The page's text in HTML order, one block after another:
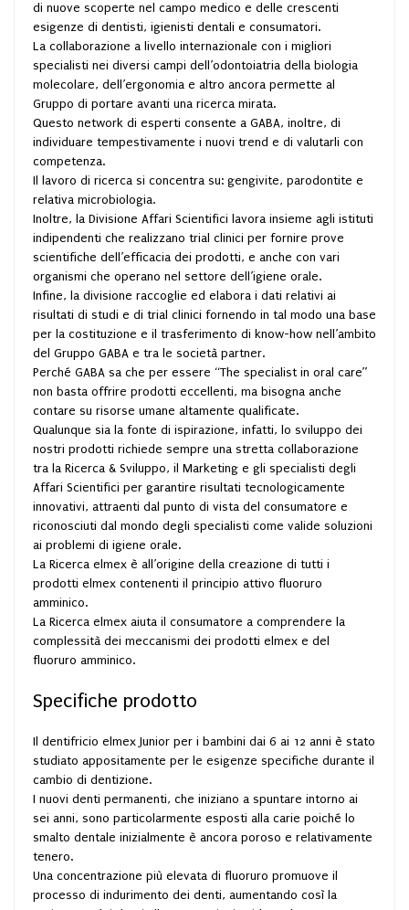
di nuove scoperte nel campo medico e delle crescenti
esigenze di dentisti, igienisti dentali e consumatori.
La collaborazione a livello internazionale con i migliori
specialisti nei diversi campi dell’odontoiatria della biologia
molecolare, dell’ergonomia e altro ancora permette al
Gruppo di portare avanti una ricerca mirata.
Questo network di esperti consente a GABA, inoltre, di
individuare tempestivamente i nuovi trend e di valutarli con
competenza.
Il lavoro di ricerca si concentra su: gengivite, parodontite e
relativa microbiologia.
Inoltre, la Divisione Affari Scientifici lavora insieme agli istituti
indipendenti che realizzano trial clinici per fornire prove
scientifiche dell’efficacia dei prodotti, e anche con vari
organismi che operano nel settore dell’igiene orale.
Infine, la divisione raccoglie ed elabora i dati relativi ai
risultati di studi e di trial clinici fornendo in tal modo una base
per la costituzione e il trasferimento di know-how nell’ambito
del Gruppo GABA e tra le società partner.
Perché GABA sa che per essere “The specialist in oral care”
non basta offrire prodotti eccellenti, ma bisogna anche
contare su risorse umane altamente qualificate.
Qualunque sia la fonte di ispirazione, infatti, lo sviluppo dei
nostri prodotti richiede sempre una stretta collaborazione
tra la Ricerca & Sviluppo, il Marketing e gli specialisti degli
Affari Scientifici per garantire risultati tecnologicamente
innovativi, attraenti dal punto di vista del consumatore e
riconosciuti dal mondo degli specialisti come valide soluzioni
ai problemi di igiene orale.
La Ricerca elmex è all’origine della creazione di tutti i
prodotti elmex contenenti il principio attivo fluoruro
amminico.
La Ricerca elmex aiuta il consumatore a comprendere la
complessità dei meccanismi dei prodotti elmex e del
fluoruro amminico.
Specifiche prodotto
Il dentifricio elmex Junior per i bambini dai 6 ai 12 anni è stato
studiato appositamente per le esigenze specifiche durante il
cambio di dentizione.
I nuovi denti permanenti, che iniziano a spuntare intorno ai
sei anni, sono particolarmente esposti alla carie poiché lo
smalto dentale inizialmente è ancora poroso e relativamente
tenero.
Una concentrazione più elevata di fluoruro promuove il
processo di indurimento dei denti, aumentando così la